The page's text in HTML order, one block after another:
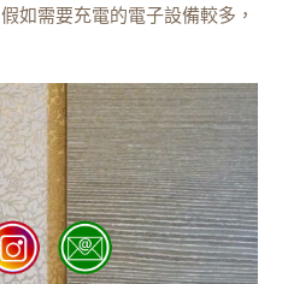
如需要充電的電子設備較多，